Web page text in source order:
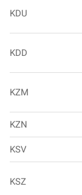
KDU
KDD
KZM
KZN
KSV
KSZ